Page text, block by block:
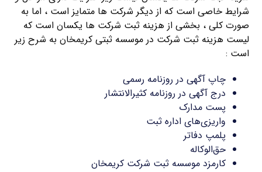
شرایط خاصی است که از دیگر شرکت ها متمایز است ، اما به
صورت کلی ، بخشی از هزینه ثبت شرکت ها یکسان است که
لیست هزینه ثبت شرکت در موسسه ثبتی کریمخان به شرح زیر
است :
چاپ آگهی در روزنامه رسمی
درج آگهی در روزنامه کثیرالانتشار
پست مدارک
واریزی‌های اداره ثبت
پلمپ دفاتر
حق‌الوکاله
کارمزد موسسه ثبت شرکت کریمخان